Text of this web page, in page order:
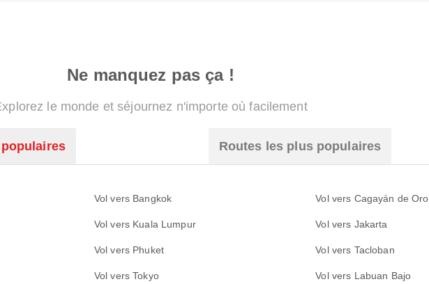
Ne manquez pas ça !
le monde et séjournez n'importe où facilement
Routes les plus populaires
Vol vers Bangkok Vol vers Cagayán de Oro
Vol vers Kuala Lumpur Vol vers Jakarta
Vol vers Phuket Vol vers Tacloban
Vol vers Tokyo Vol vers Labuan Bajo